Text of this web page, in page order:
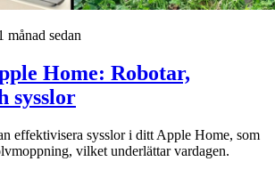
månad sedan
Home: Robotar,
sysslor
effektivisera sysslor i ditt Apple Home, som
vilket underlättar vardagen.